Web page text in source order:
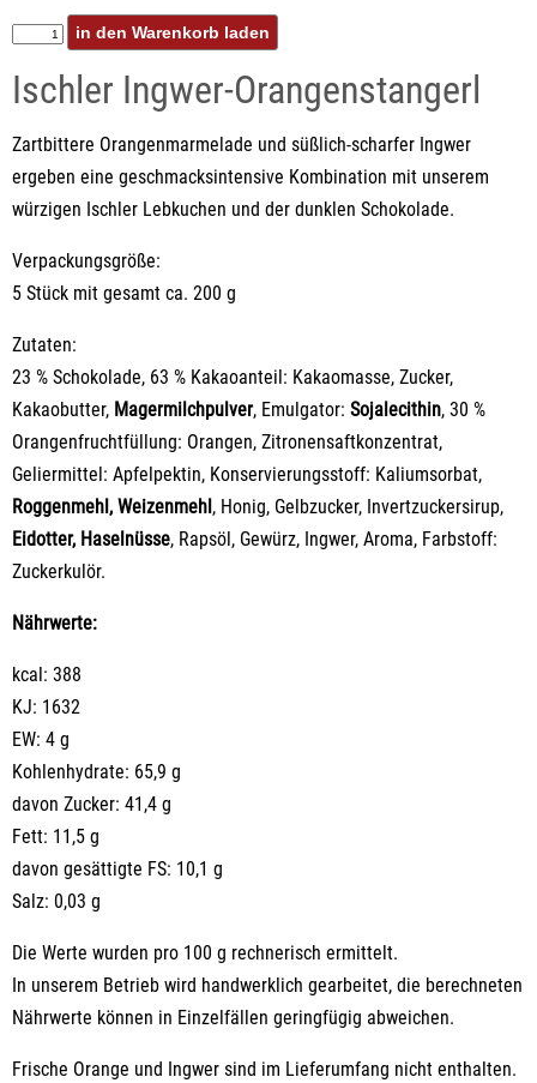
Ischler Ingwer-Orangenstangerl
Zartbittere Orangenmarmelade und süßlich-scharfer Ingwer
ergeben eine geschmacksintensive Kombination mit unserem
würzigen Ischler Lebkuchen und der dunklen Schokolade.
Verpackungsgröße:
5 Stück mit gesamt ca. 200 g
Zutaten:
23 % Schokolade, 63 % Kakaoanteil: Kakaomasse, Zucker,
Kakaobutter, Magermilchpulver, Emulgator: Sojalecithin, 30 %
Orangenfruchtfüllung: Orangen, Zitronensaftkonzentrat,
Geliermittel: Apfelpektin, Konservierungsstoff: Kaliumsorbat,
Roggenmehl, Weizenmehl , Honig, Gelbzucker, Invertzuckersirup,
Eidotter, Haselnüsse, Rapsöl, Gewürz, Ingwer, Aroma, Farbstoff:
Zuckerkulör.
Nährwerte:
kcal: 388
KJ: 1632
EW: 4 g
Kohlenhydrate: 65,9 g
davon Zucker: 41,4 g
Fett: 11,5 g
davon gesättigte FS: 10,1 g
Salz: 0,03 g
Die Werte wurden pro 100 g rechnerisch ermittelt.
In unserem Betrieb wird handwerklich gearbeitet, die berechneten
Nährwerte können in Einzelfällen geringfügig abweichen.
Frische Orange und Ingwer sind im Lieferumfang nicht enthalten.